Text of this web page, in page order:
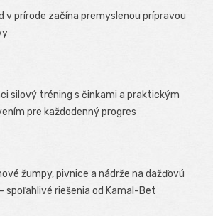
v prírode začína premyslenou prípravou
silový tréning s činkami a praktickým
pre každodenný progres
žumpy, pivnice a nádrže na dažďovú
spoľahlivé riešenia od Kamal-Bet